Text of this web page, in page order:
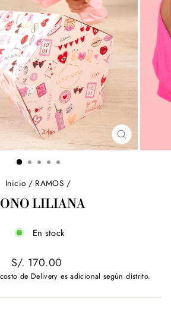
CERRAR
(ESC)
Inicio / RAMOS /
LILIANA
En stock
Precio
habitual
S/. 170.00
costo de Delivery es adicional según distrito.